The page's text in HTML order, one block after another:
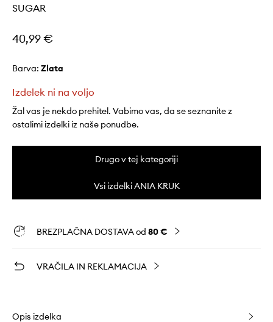
SUGAR
40,99 €
Barva: zlata
Izdelek ni na voljo
Žal vas je nekdo prehitel. Vabimo vas, da se seznanite z
ostalimi izdelki iz naše ponudbe.
Drugo v tej kategoriji
Vsi izdelki ANIA KRUK
BREZPLAČNA DOSTAVA od 80 €
VRAČILA IN REKLAMACIJA
Opis izdelka